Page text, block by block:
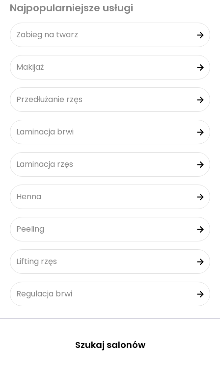
Najpopularniejsze usługi
Zabieg na twarz
Makijaż
Przedłużanie rzęs
Laminacja brwi
Laminacja rzęs
Henna
Peeling
Lifting rzęs
Regulacja brwi
Szukaj salonów